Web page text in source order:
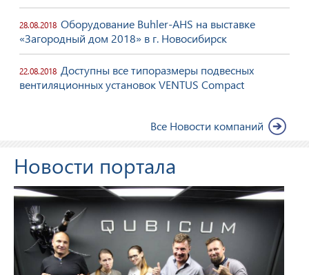
28.08.2018 Оборудование Buhler-AHS на выставке
«Загородный дом 2018» в г. Новосибирск
22.08.2018 Доступны все типоразмеры подвесных
вентиляционных установок VENTUS Compact
Все Новости компаний
Новости портала